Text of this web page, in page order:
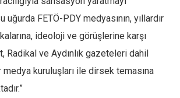
FETÖ-PDY medyasının, yıllardır
ideoloji ve görüşlerine karşı
Radikal ve Aydınlık gazeteleri dahil
kuruluşları ile dirsek temasına